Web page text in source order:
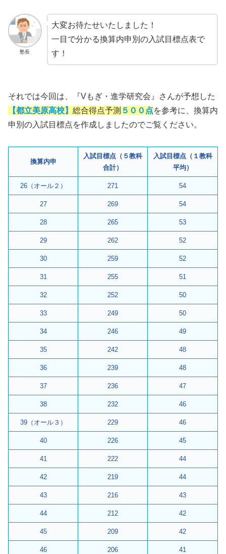
塾長
大変お待たせいたしました！
一目で分かる換算内申別の入試目標点表で
す！
それでは今回は、『Vもぎ・進学研究会』さんが予想した
【都立美原高校】 総合得点予測 ５００点を参考に、換算内
申別の入試目標点を作成しましたのでご覧ください。
換算内申
入試目標点（５教科
合計）
入試目標点（１教科
平均）
26（オール２） 271 54
27 269 54
28 265 53
29 262 52
30 259 52
31 255 51
32 252 50
33 249 50
34 246 49
35 242 48
36 239 48
37 236 47
38 232 46
39（オール３） 229 46
40 226 45
41 222 44
42 219 44
43 216 43
44 212 42
45 209 42
46 206 41